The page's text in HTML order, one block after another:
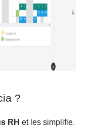
?
RH et les simplifie.